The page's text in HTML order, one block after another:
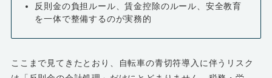
反則金の負担ルール、賃金控除のルール、安全教育
を一体で整備するのが実務的
ここまで見てきたとおり、自転車の青切符導入に伴うリスク